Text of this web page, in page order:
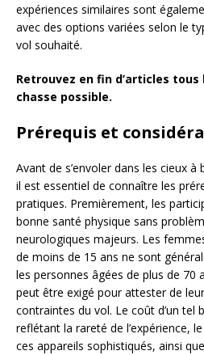
expériences similaires sont
avec des options variées selon le
vol souhaité.
Retrouvez en fin d’articles tous
chasse possible.
Prérequis et
Avant de s’envoler dans les cieux à
il est essentiel de connaître les
pratiques. Premièrement, les
bonne santé physique sans
neurologiques majeurs. Les
de moins de 15 ans ne sont
les personnes âgées de plus de 70
peut être exigé pour attester de
contraintes du vol. Le coût d’un tel
reflétant la rareté de l’expérience,
ces appareils sophistiqués, ainsi